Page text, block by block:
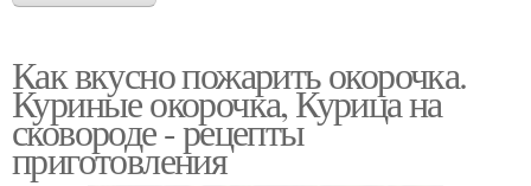
Как вкусно пожарить окорочка.
Куриные окорочка, Курица на
сковороде - рецепты
приготовления